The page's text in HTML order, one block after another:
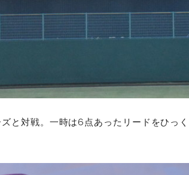
と対戦。一時は6点あったリードをひっ